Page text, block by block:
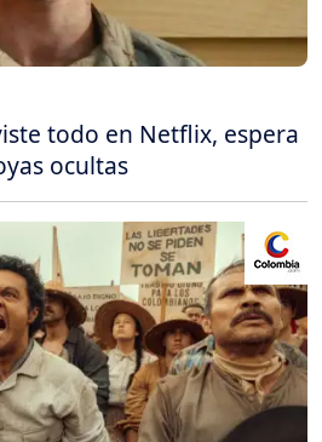
todo en Netflix, espera
ocultas